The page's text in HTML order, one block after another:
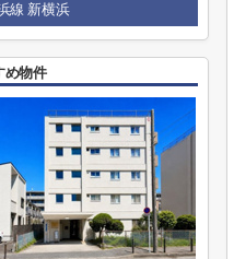
線 新横浜
め物件